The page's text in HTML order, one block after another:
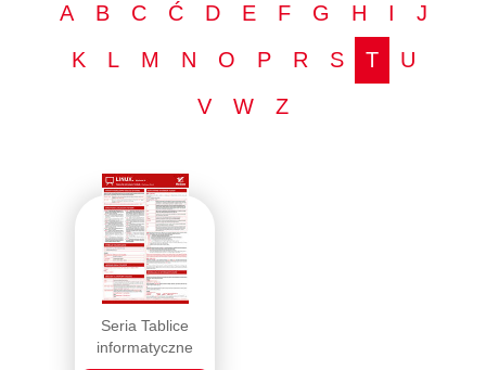
A B C Ć D E F G H I
J
K
L M N O P R S T
U
V
W Z
Seria Tablice
informatyczne